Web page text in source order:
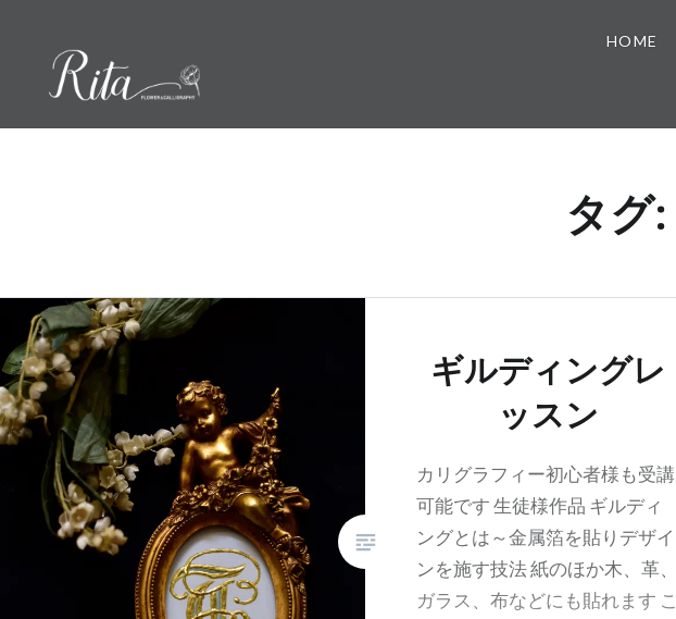
ツ
HOME
タグ:
ギルディングレ
ッスン
カリグラフィー初心者様も受講
可能です 生徒様作品 ギルディ
ングとは～金属箔を貼りデザイ
ンを施す技法 紙のほか木、革、
ガラス、布などにも貼れます こ